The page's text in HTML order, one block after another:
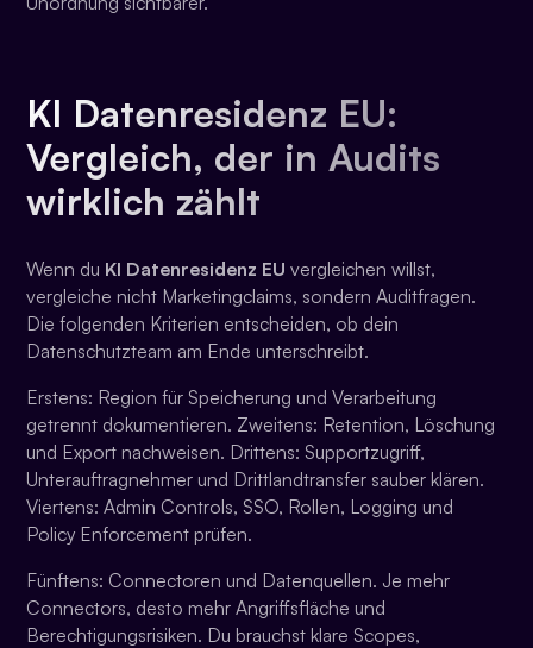
KI Datenresidenz EU:
Vergleich, der in Audits
wirklich zählt
Wenn du KI Datenresidenz EU vergleichen willst,
vergleiche nicht Marketingclaims, sondern Auditfragen.
Die folgenden Kriterien entscheiden, ob dein
Datenschutzteam am Ende unterschreibt.
Erstens: Region für Speicherung und Verarbeitung
getrennt dokumentieren. Zweitens: Retention, Löschung
und Export nachweisen. Drittens: Supportzugriff,
Unterauftragnehmer und Drittlandtransfer sauber klären.
Viertens: Admin Controls, SSO, Rollen, Logging und
Policy Enforcement prüfen.
Fünftens: Connectoren und Datenquellen. Je mehr
Connectors, desto mehr Angriffsfläche und
Berechtigungsrisiken. Du brauchst klare Scopes,